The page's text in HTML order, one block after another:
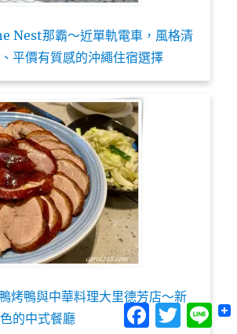
Nest那霸～近單軌電車，風格清
平價有質感的沖繩住宿選擇
烤鴨與中華料理大里德芳店～新
的中式餐廳
Facebook
Twitter